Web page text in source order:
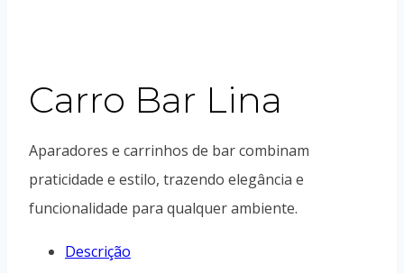
Carro Bar Lina
Aparadores e carrinhos de bar combinam
praticidade e estilo, trazendo elegância e
funcionalidade para qualquer ambiente.
Descrição